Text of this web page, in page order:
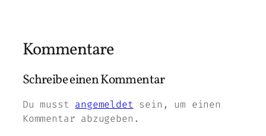
Kommentare
Schreibe einen Kommentar
Du musst angemeldet sein, um einen
Kommentar abzugeben.